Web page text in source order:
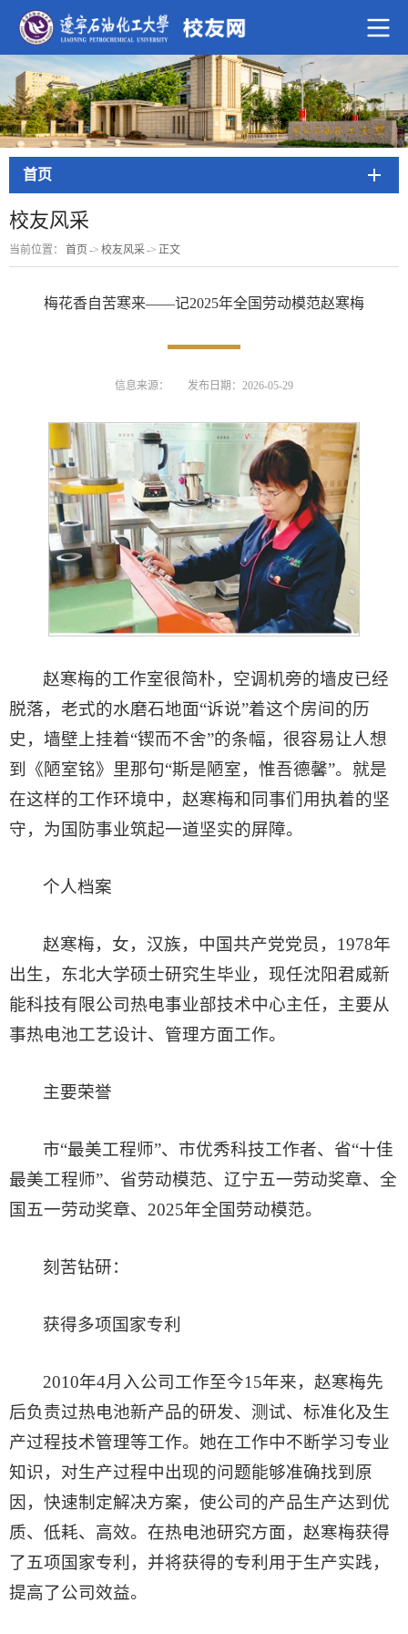
首页
校友风采
当前位置： 首页-> 校友风采-> 正文
梅花香自苦寒来——记2025年全国劳动模范赵寒梅
信息来源： 发布日期：2026-05-29
赵寒梅的工作室很简朴，空调机旁的墙皮已经
脱落，老式的水磨石地面“诉说”着这个房间的历
史，墙壁上挂着“锲而不舍”的条幅，很容易让人想
到《陋室铭》里那句“斯是陋室，惟吾德馨”。就是
在这样的工作环境中，赵寒梅和同事们用执着的坚
守，为国防事业筑起一道坚实的屏障。
个人档案
赵寒梅，女，汉族，中国共产党党员，1978年
出生，东北大学硕士研究生毕业，现任沈阳君威新
能科技有限公司热电事业部技术中心主任，主要从
事热电池工艺设计、管理方面工作。
主要荣誉
市“最美工程师”、市优秀科技工作者、省“十佳
最美工程师”、省劳动模范、辽宁五一劳动奖章、全
国五一劳动奖章、2025年全国劳动模范。
刻苦钻研：
获得多项国家专利
2010年4月入公司工作至今15年来，赵寒梅先
后负责过热电池新产品的研发、测试、标准化及生
产过程技术管理等工作。她在工作中不断学习专业
知识，对生产过程中出现的问题能够准确找到原
因，快速制定解决方案，使公司的产品生产达到优
质、低耗、高效。在热电池研究方面，赵寒梅获得
了五项国家专利，并将获得的专利用于生产实践，
提高了公司效益。